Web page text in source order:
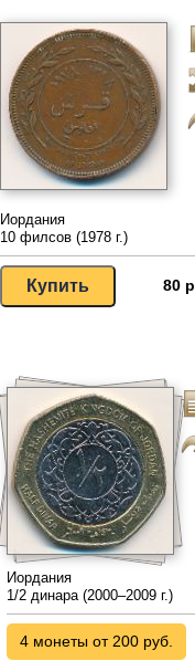
Иордания
10 филсов (1978 г.)
80
Иордания
1/2 динара (2000–2009 г.)
4 монеты от 200 руб.